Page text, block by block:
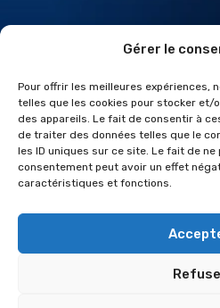
Gérer le
Pour offrir les meilleures expériences,
telles que les cookies pour stocker et/
des appareils. Le fait de consentir à
de traiter des données telles que le
les ID uniques sur ce site. Le fait de
consentement peut avoir un effet
caractéristiques et fonctions.
Expert